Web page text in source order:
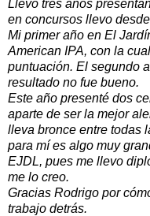
Llevo tres años
en concursos llevo
Mi primer año en El
American IPA, con la
puntuación. El segundo
resultado no fue bueno.
Este año presenté dos
aparte de ser la mejor
lleva bronce entre todas
para mí es algo muy
EJDL, pues me llevo
me lo creo.
Gracias Rodrigo por
trabajo detrás.